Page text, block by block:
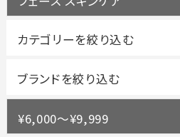
ブランドを絞り込む
¥6,000～¥9,999